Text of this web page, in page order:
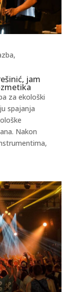
jam
,
za ekološki
spajanja
Nakon